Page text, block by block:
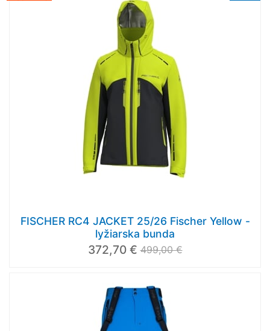
FISCHER RC4 JACKET 25/26 Fischer Yellow -
lyžiarska bunda
372,70 € 499,00 €